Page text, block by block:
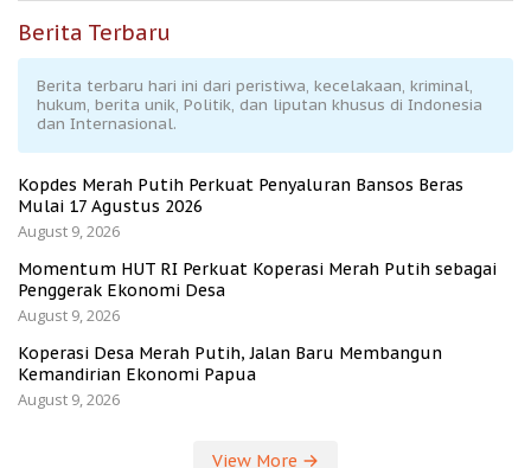
Berita Terbaru
Berita terbaru hari ini dari peristiwa, kecelakaan, kriminal,
hukum, berita unik, Politik, dan liputan khusus di Indonesia
dan Internasional.
Kopdes Merah Putih Perkuat Penyaluran Bansos Beras
Mulai 17 Agustus 2026
August 9, 2026
Momentum HUT RI Perkuat Koperasi Merah Putih sebagai
Penggerak Ekonomi Desa
August 9, 2026
Koperasi Desa Merah Putih, Jalan Baru Membangun
Kemandirian Ekonomi Papua
August 9, 2026
View More